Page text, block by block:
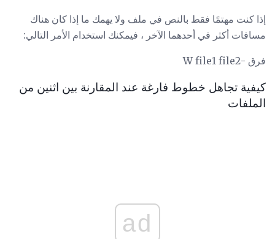
إذا كنت مهتمًا فقط بالنص في ملف ولا يهمك ما إذا كان هناك
مسافات أكثر في أحدهما الآخر ، فيمكنك استخدام الأمر التالي:
فرق -W file1 file2
كيفية تجاهل خطوط فارغة عند المقارنة بين اثنين من
الملفات
ad